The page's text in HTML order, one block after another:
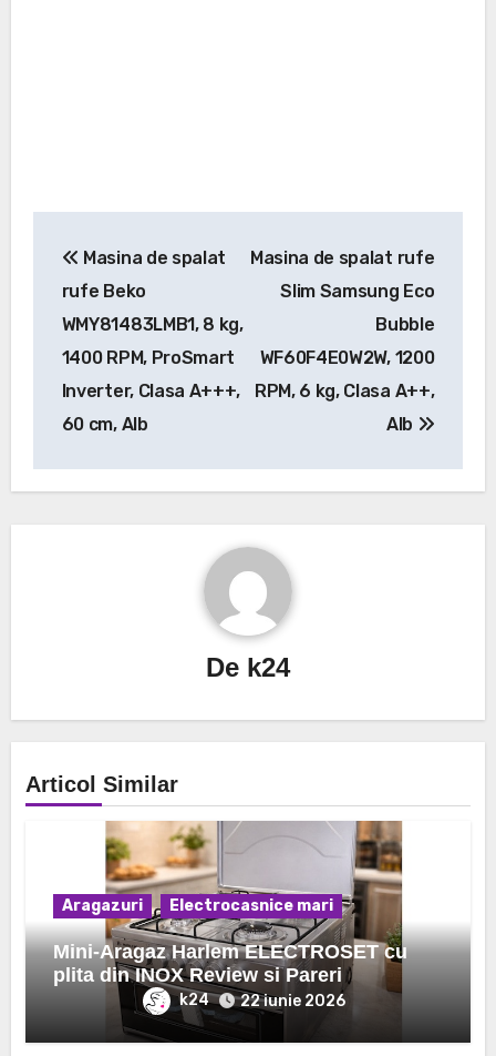
în
articole
Masina de spalat
rufe Beko
WMY81483LMB1, 8 kg,
1400 RPM, ProSmart
Inverter, Clasa A+++,
60 cm, Alb
Masina de spalat rufe
Slim Samsung Eco
Bubble
WF60F4E0W2W, 1200
RPM, 6 kg, Clasa A++,
Alb
De k24
Articol Similar
Aragazuri Electrocasnice mari
Mini-Aragaz Harlem ELECTROSET cu
plita din INOX Review si Pareri
k24 22 iunie 2026